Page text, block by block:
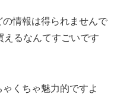
情報は得られませんで
えるなんてすごいです
くちゃ魅力的ですよ